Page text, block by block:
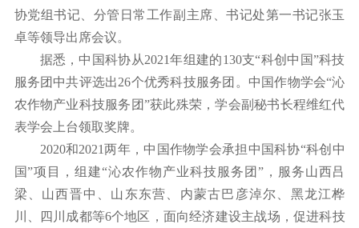
协党组书记、分管日常工作副主席、书记处第一书记张玉
卓等领导出席会议。
据悉，中国科协从2021年组建的130支“科创中国”科技
服务团中共评选出26个优秀科技服务团。中国作物学会“沁
农作物产业科技服务团”获此殊荣，学会副秘书长程维红代
表学会上台领取奖牌。
2020和2021两年，中国作物学会承担中国科协“科创中
国”项目，组建“沁农作物产业科技服务团”，服务山西吕
梁、山西晋中、山东东营、内蒙古巴彦淖尔、黑龙江桦
川、四川成都等6个地区，面向经济建设主战场，促进科技